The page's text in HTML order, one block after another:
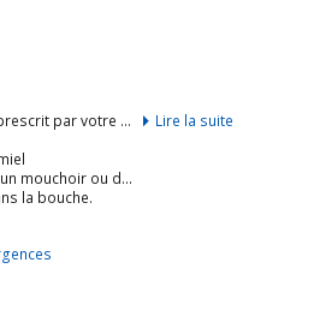
Homéopathie : prendre 3 granules du tube Allium cepa composé (dans votre pharmacie, remboursé si prescrit par votre médecin)
par jour pendant 2 jours.
la bouche.
Lire la suite